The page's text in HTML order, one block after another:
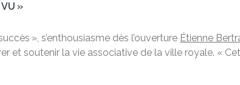
VU »
», s’enthousiasme dès l’ouverture Étienne
et soutenir la vie associative de la ville royale. «